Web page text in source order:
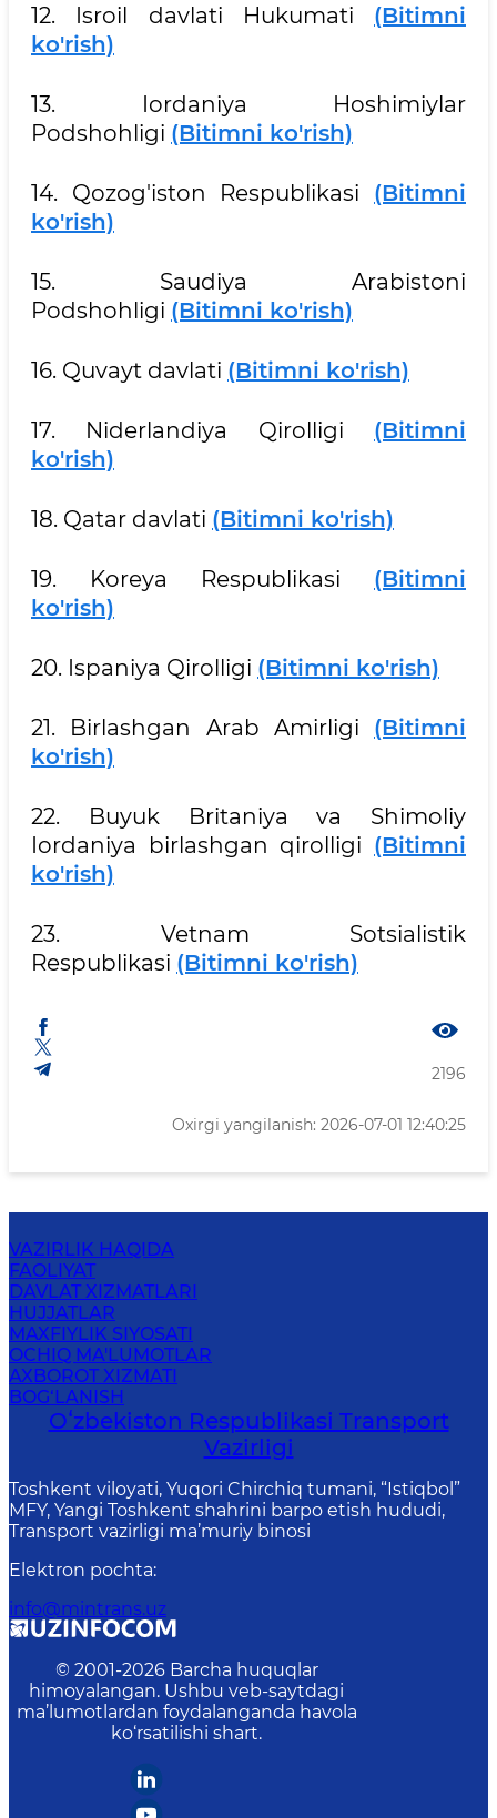
12. Isroil davlati Hukumati (Bitimni
ko'rish)
13. Iordaniya Hoshimiylar
Podshohligi (Bitimni ko'rish)
14. Qozog'iston Respublikasi (Bitimni
ko'rish)
15. Saudiya Arabistoni
Podshohligi (Bitimni ko'rish)
16. Quvayt davlati (Bitimni ko'rish)
17. Niderlandiya Qirolligi (Bitimni
ko'rish)
18. Qatar davlati (Bitimni ko'rish)
19. Koreya Respublikasi (Bitimni
ko'rish)
20. Ispaniya Qirolligi (Bitimni ko'rish)
21. Birlashgan Arab Amirligi (Bitimni
ko'rish)
22. Buyuk Britaniya va Shimoliy
Iordaniya birlashgan qirolligi (Bitimni
ko'rish)
23. Vetnam Sotsialistik
Respublikasi (Bitimni ko'rish)
2196
Oxirgi yangilanish: 2026-07-01 12:40:25
VAZIRLIK HAQIDA
FAOLIYAT
DAVLAT XIZMATLARI
HUJJATLAR
MAXFIYLIK SIYOSATI
OCHIQ MA'LUMOTLAR
AXBOROT XIZMATI
BOG‘LANISH
Oʻzbekiston Respublikasi Transport
Vazirligi
Toshkent viloyati, Yuqori Chirchiq tumani, “Istiqbol”
MFY, Yangi Toshkent shahrini barpo etish hududi,
Transport vazirligi ma’muriy binosi
Elektron pochta:
info@mintrans.uz
© 2001-2026 Barcha huquqlar
himoyalangan. Ushbu veb-saytdagi
ma’lumotlardan foydalanganda havola
ko‘rsatilishi shart.